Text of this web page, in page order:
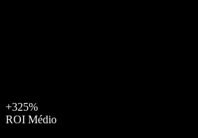
+325%
ROI Médio